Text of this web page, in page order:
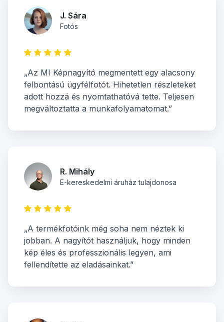
J. Sára
Fotós
„Az MI Képnagyító megmentett egy alacsony
felbontású ügyfélfotót. Hihetetlen részleteket
adott hozzá és nyomtathatóvá tette. Teljesen
megváltoztatta a munkafolyamatomat.”
R. Mihály
E-kereskedelmi áruház tulajdonosa
„A termékfotóink még soha nem néztek ki
jobban. A nagyítót használjuk, hogy minden
kép éles és professzionális legyen, ami
fellendítette az eladásainkat.”